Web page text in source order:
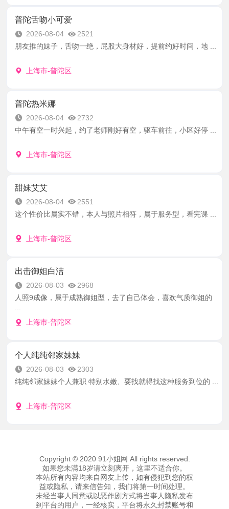
普陀舌吻小可爱
2026-08-04
2521
朋友推的妹子，舌吻一绝，屁股大身材好，提前约好时间，地 ...
上海市-普陀区
普陀热米娜
2026-08-04
2732
中午有空一时兴起，约了老师刚好有空，驱车前往，小区好停 ...
上海市-普陀区
甜妹艾艾
2026-08-04
2551
这个性价比属实不错，本人与照片相符，属于服务型，看完课 ...
上海市-普陀区
出击御姐白洁
2026-08-03
2968
人照9成像，属于成熟御姐型，去了自己体会，喜欢气质御姐的
...
上海市-普陀区
个人纯纯邻家妹妹
2026-08-03
2303
纯纯邻家妹妹个人兼职 特别水嫩、要找就得找这种服务到位的 ...
上海市-普陀区
Copyright © 2020 91小姐网 All rights reserved.
如果您未满18岁请立刻离开，这里不适合你。
本站所有內容均来自网友上传，如有侵犯到您的权
益或隐私，请来信告知，我们将第一时间处理。
未经当事人同意或以恶作剧方式将当事人隐私发布
到平台的用户，一经核实，平台将永久封禁账号和